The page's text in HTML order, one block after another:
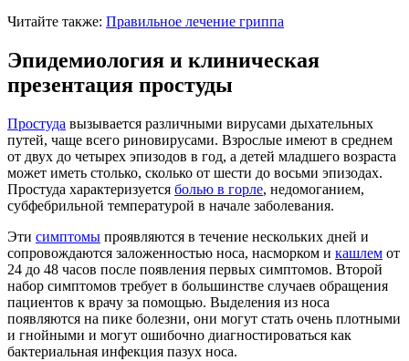
Читайте также: Правильное лечение гриппа
Эпидемиология и клиническая
презентация простуды
Простуда вызывается различными вирусами дыхательных
путей, чаще всего риновирусами. Взрослые имеют в среднем
от двух до четырех эпизодов в год, а детей младшего возраста
может иметь столько, сколько от шести до восьми эпизодах.
Простуда характеризуется болью в горле, недомоганием,
субфебрильной температурой в начале заболевания.
Эти симптомы проявляются в течение нескольких дней и
сопровождаются заложенностью носа, насморком и кашлем от
24 до 48 часов после появления первых симптомов. Второй
набор симптомов требует в большинстве случаев обращения
пациентов к врачу за помощью. Выделения из носа
появляются на пике болезни, они могут стать очень плотными
и гнойными и могут ошибочно диагностироваться как
бактериальная инфекция пазух носа.